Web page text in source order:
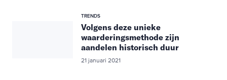
TRENDS
Volgens deze unieke
waarderingsmethode zijn
aandelen historisch duur
21 januari 2021